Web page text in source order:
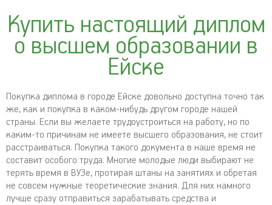
Купить настоящий диплом
о высшем образовании в
Ейске
Покупка диплома в городе Ейске довольно доступна точно так
же, как и покупка в каком-нибудь другом городе нашей
страны. Если вы желаете трудоустроиться на работу, но по
каким-то причинам не имеете высшего образования, не стоит
расстраиваться. Покупка такого документа в наше время не
составит особого труда. Многие молодые люди выбирают не
терять время в ВУЗе, протирая штаны на занятиях и обретая
не совсем нужные теоретические знания. Для них намного
лучше сразу отправиться зарабатывать средства и